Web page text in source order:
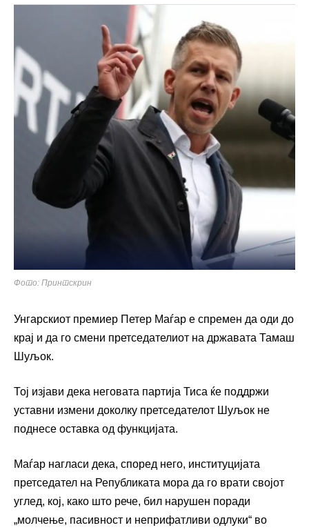
Фото: Принтскрин
Унгарскиот премиер Петер Маѓар е спремен да оди до
крај и да го смени претседателиот на државата Тамаш
Шуљок.
Тој изјави дека неговата партија Тиса ќе поддржи
уставни измени доколку претседателот Шуљок не
поднесе оставка од функцијата.
Маѓар нагласи дека, според него, институцијата
претседател на Републиката мора да го врати својот
углед, кој, како што рече, бил нарушен поради
„молчење, пасивност и неприфатливи одлуки“ во